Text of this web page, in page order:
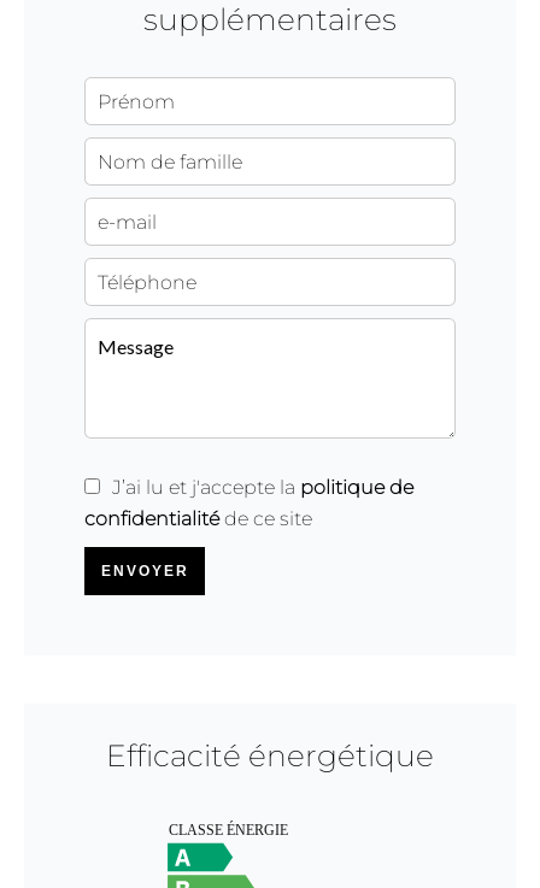
supplémentaires
J’ai lu et j'accepte la politique de
confidentialitéde ce site
ENVOYER
Efficacité énergétique